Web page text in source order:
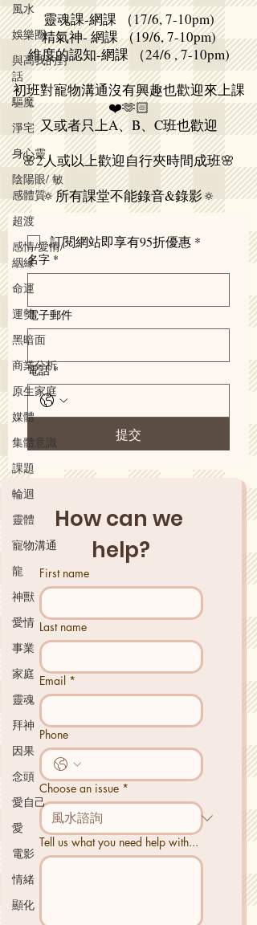
風水
娛樂圈
與高我的對
話
驅魔
淨宅
身心靈
陰陽眼/ 敏
感體質
超渡
感情/愛情/
絪緣
命運
運勢
黑暗面
商業分析
原生家庭
媒體
集體意識
課題
輪迴
靈體
寵物溝通
龍
神獸
愛情
事業
家庭
靈魂
拜神
因果
念頭
愛自己
愛
電影
情緒
顯化
靈魂課-網課 （17/6, 7-10pm)
精氣神- 網課 （19/6, 7-10pm)
維度的認知-網課 （24/6 , 7-10pm)
初班對寵物溝通沒有興趣也歡迎來上課
❤️🫶🏻
又或者只上A、B、C班也歡迎
🌸2人或以上歡迎自行夾時間成班🌸
🔅所有課堂不能錄音&錄影🔅
訂閱網站即享有95折優惠 *
名字 *
電子郵件
電話 *
提交
How can we
help?
First name
Last name
Email *
Phone
Choose an issue *
Tell us what you need help with...